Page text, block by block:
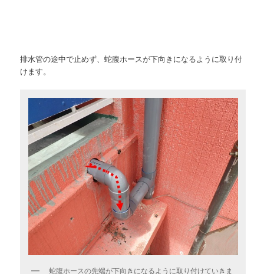
排水管の途中で止めず、蛇腹ホースが下向きになるように取り付
けます。
蛇腹ホースの先端が下向きになるように取り付けていきま